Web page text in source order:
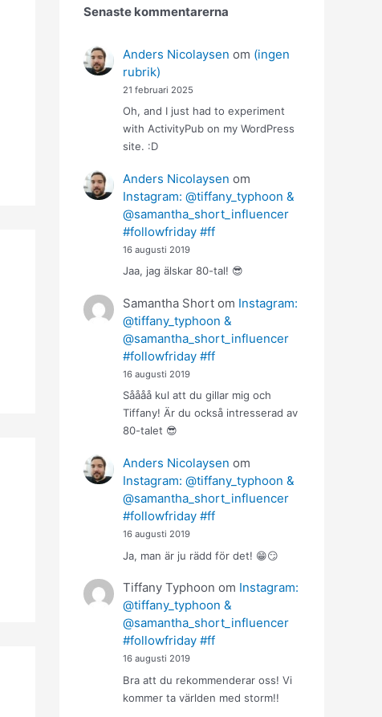
Senaste kommentarerna
Anders Nicolaysen om (ingen
rubrik)
21 februari 2025
Oh, and I just had to experiment
with ActivityPub on my WordPress
site. :D
Anders Nicolaysen om
Instagram: @tiffany_typhoon &
@samantha_short_influencer
#followfriday #ff
16 augusti 2019
Jaa, jag älskar 80-tal! 😎
Samantha Shortom Instagram:
@tiffany_typhoon &
@samantha_short_influencer
#followfriday #ff
16 augusti 2019
Såååå kul att du gillar mig och
Tiffany! Är du också intresserad av
80-talet 😎
Anders Nicolaysen om
Instagram: @tiffany_typhoon &
@samantha_short_influencer
#followfriday #ff
16 augusti 2019
Ja, man är ju rädd för det! 😁😏
Tiffany Typhoon om Instagram:
@tiffany_typhoon &
@samantha_short_influencer
#followfriday #ff
16 augusti 2019
Bra att du rekommenderar oss! Vi
kommer ta världen med storm!!